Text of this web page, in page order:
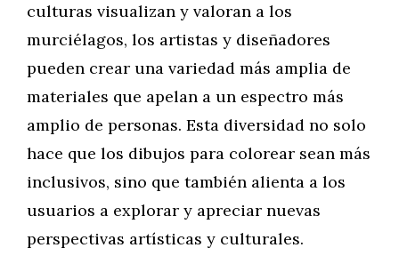
culturas visualizan y valoran a los
murciélagos, los artistas y diseñadores
pueden crear una variedad más amplia de
materiales que apelan a un espectro más
amplio de personas. Esta diversidad no solo
hace que los dibujos para colorear sean más
inclusivos, sino que también alienta a los
usuarios a explorar y apreciar nuevas
perspectivas artísticas y culturales.